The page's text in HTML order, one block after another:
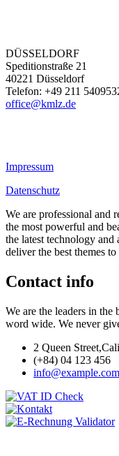
DÜSSELDORF
Speditionstraße 21
40221 Düsseldorf
Telefon: +49 211
office@kmlz.de
Impressum
Datenschutz
We are professional and
the most powerful and
the latest technology
deliver the best themes
Contact info
We are the leaders in
word wide. We never
2 Queen
(+84) 04 123 456
info@example.com